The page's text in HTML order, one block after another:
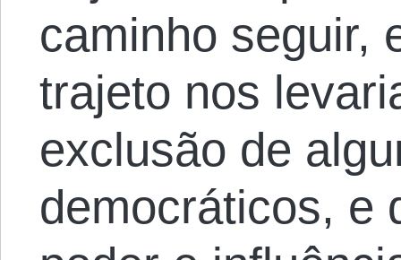
caminho seguir,
trajeto nos
exclusão de
democráticos, e